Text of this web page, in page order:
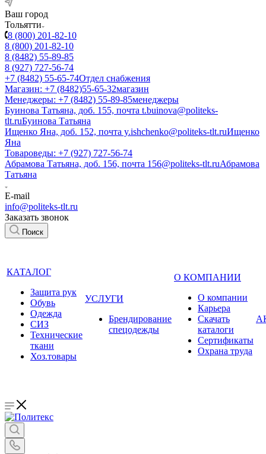
Ваш город
Тольятти
8 (800) 201-82-10
8 (800) 201-82-10
8 (8482) 55-89-85
8 (927) 727-56-74
+7 (8482) 55-65-74Отдел снабжения
Магазин: +7 (8482)55-65-32магазин
Менеджеры: +7 (8482) 55-89-85менеджеры
Буинова Татьяна, доб. 155, почта t.buinova@politeks-
tlt.ruБуинова Татьяна
Ищенко Яна, доб. 152, почта y.ishchenko@politeks-tlt.ruИщенко
Яна
Товароведы: +7 (927) 727-56-74
Абрамова Татьяна, доб. 156, почта 156@politeks-tlt.ruАбрамова
Татьяна
E-mail
info@politeks-tlt.ru
Заказать звонок
Поиск
КАТАЛОГ
Защита рук
Обувь
Одежда
СИЗ
Технические
ткани
Хоз.товары
УСЛУГИ
Брендирование
спецодежды
О КОМПАНИИ
О компании
Карьера
Cкачать
каталоги
Сертификаты
Охрана труда